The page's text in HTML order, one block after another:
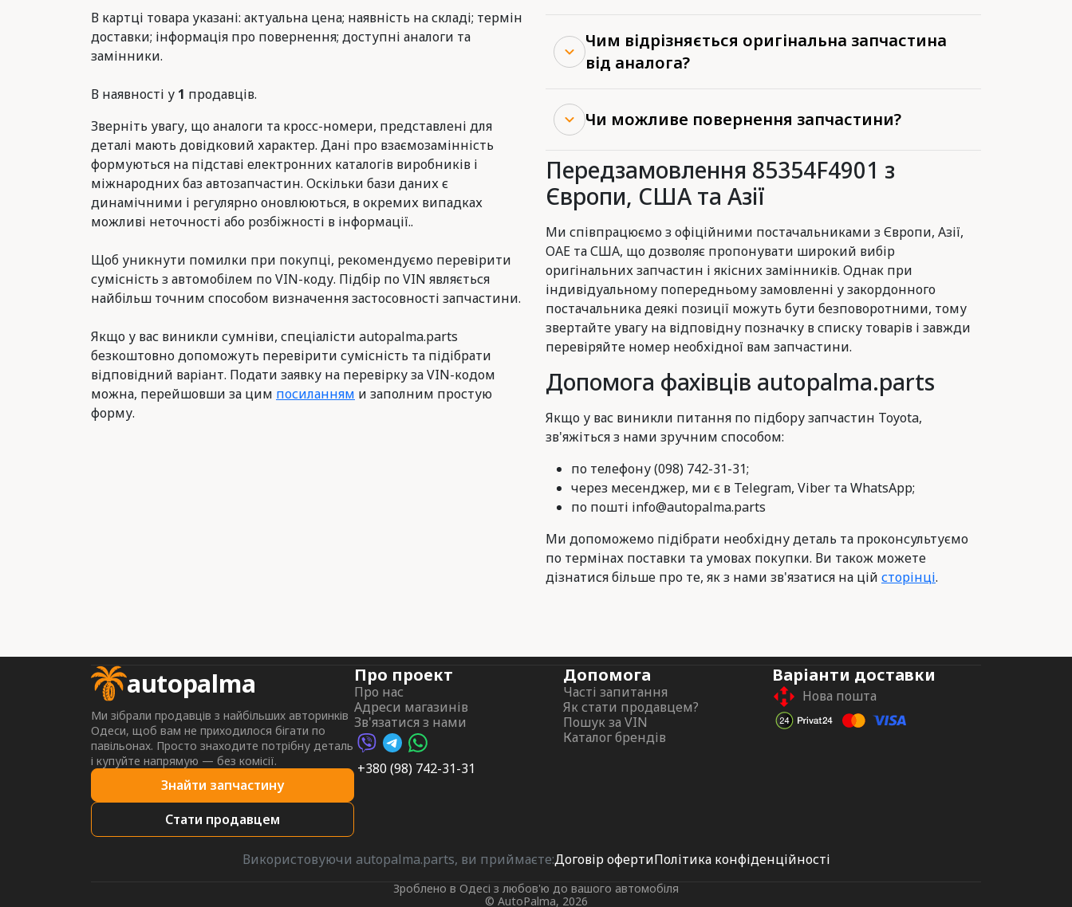
В картці товара указані: актуальна цена; наявність на складі; термін
доставки; інформація про повернення; доступні аналоги та
замінники.
В наявності у 1 продавців.
Зверніть увагу, що аналоги та кросс-номери, представлені для
деталі мають довідковий характер. Дані про взаємозамінність
формуються на підставі електронних каталогів виробників і
міжнародних баз автозапчастин. Оскільки бази даних є
динамічними і регулярно оновлюються, в окремих випадках
можливі неточності або розбіжності в інформації..
Щоб уникнути помилки при покупці, рекомендуємо перевірити
сумісність з автомобілем по VIN-коду. Підбір по VIN являється
найбільш точним способом визначення застосовності запчастини.
Якщо у вас виникли сумніви, спеціалісти autopalma.parts
безкоштовно допоможуть перевірити сумісність та підібрати
відповідний варіант. Подати заявку на перевірку за VIN-кодом
можна, перейшовши за цим посиланням и заполним простую
форму.
Чим відрізняється оригінальна запчастина
від аналога?
Чи можливе повернення запчастини?
Передзамовлення 85354F4901 з
Європи, США та Азії
Ми співпрацюємо з офіційними постачальниками з Європи, Азії,
ОАЕ та США, що дозволяє пропонувати широкий вибір
оригінальних запчастин і якісних замінників. Однак при
індивідуальному попередньому замовленні у закордонного
постачальника деякі позиції можуть бути безповоротними, тому
звертайте увагу на відповідну позначку в списку товарів і завжди
перевіряйте номер необхідної вам запчастини.
Допомога фахівців autopalma.parts
Якщо у вас виникли питання по підбору запчастин Toyota,
зв'яжіться з нами зручним способом:
по телефону (098) 742-31-31;
через месенджер, ми є в Telegram, Viber та WhatsApp;
по пошті info@autopalma.parts
Ми допоможемо підібрати необхідну деталь та проконсультуємо
по термінах поставки та умовах покупки. Ви також можете
дізнатися більше про те, як з нами зв'язатися на цій сторінці.
autopalma
Ми зібрали продавців з найбільших авторинків
Одеси, щоб вам не приходилося бігати по
павільонах. Просто знаходите потрібну деталь
і купуйте напрямую — без комісії.
Знайти запчастину
Стати продавцем
Про проект
Про нас
Адреси магазинів
Зв'язатися з нами
Viber AutoPalma
Telegram AutoPalma
WhatsApp AutoPalma
+380 (98) 742-31-31
Допомога
Часті запитання
Як стати продавцем?
Пошук за VIN
Каталог брендів
Варіанти доставки
Нова пошта
Використовуючи autopalma.parts, ви приймаєте:Договір офертиПолітика конфіденційності
Зроблено в Одесі з любов'ю до вашого автомобіля
© AutoPalma, 2026